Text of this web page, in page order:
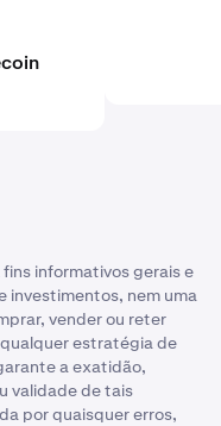
informativos gerais e
investimentos, nem uma
vender ou reter
estratégia de
a exatidão,
validade de tais
por quaisquer erros,